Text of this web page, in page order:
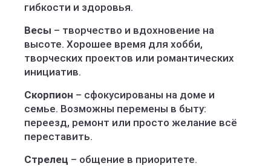
гибкости и здоровья.
Весы – творчество и вдохновение на
высоте. Хорошее время для хобби,
творческих проектов или романтических
инициатив.
Скорпион – сфокусированы на доме и
семье. Возможны перемены в быту:
переезд, ремонт или просто желание всё
переставить.
Стрелец – общение в приоритете.